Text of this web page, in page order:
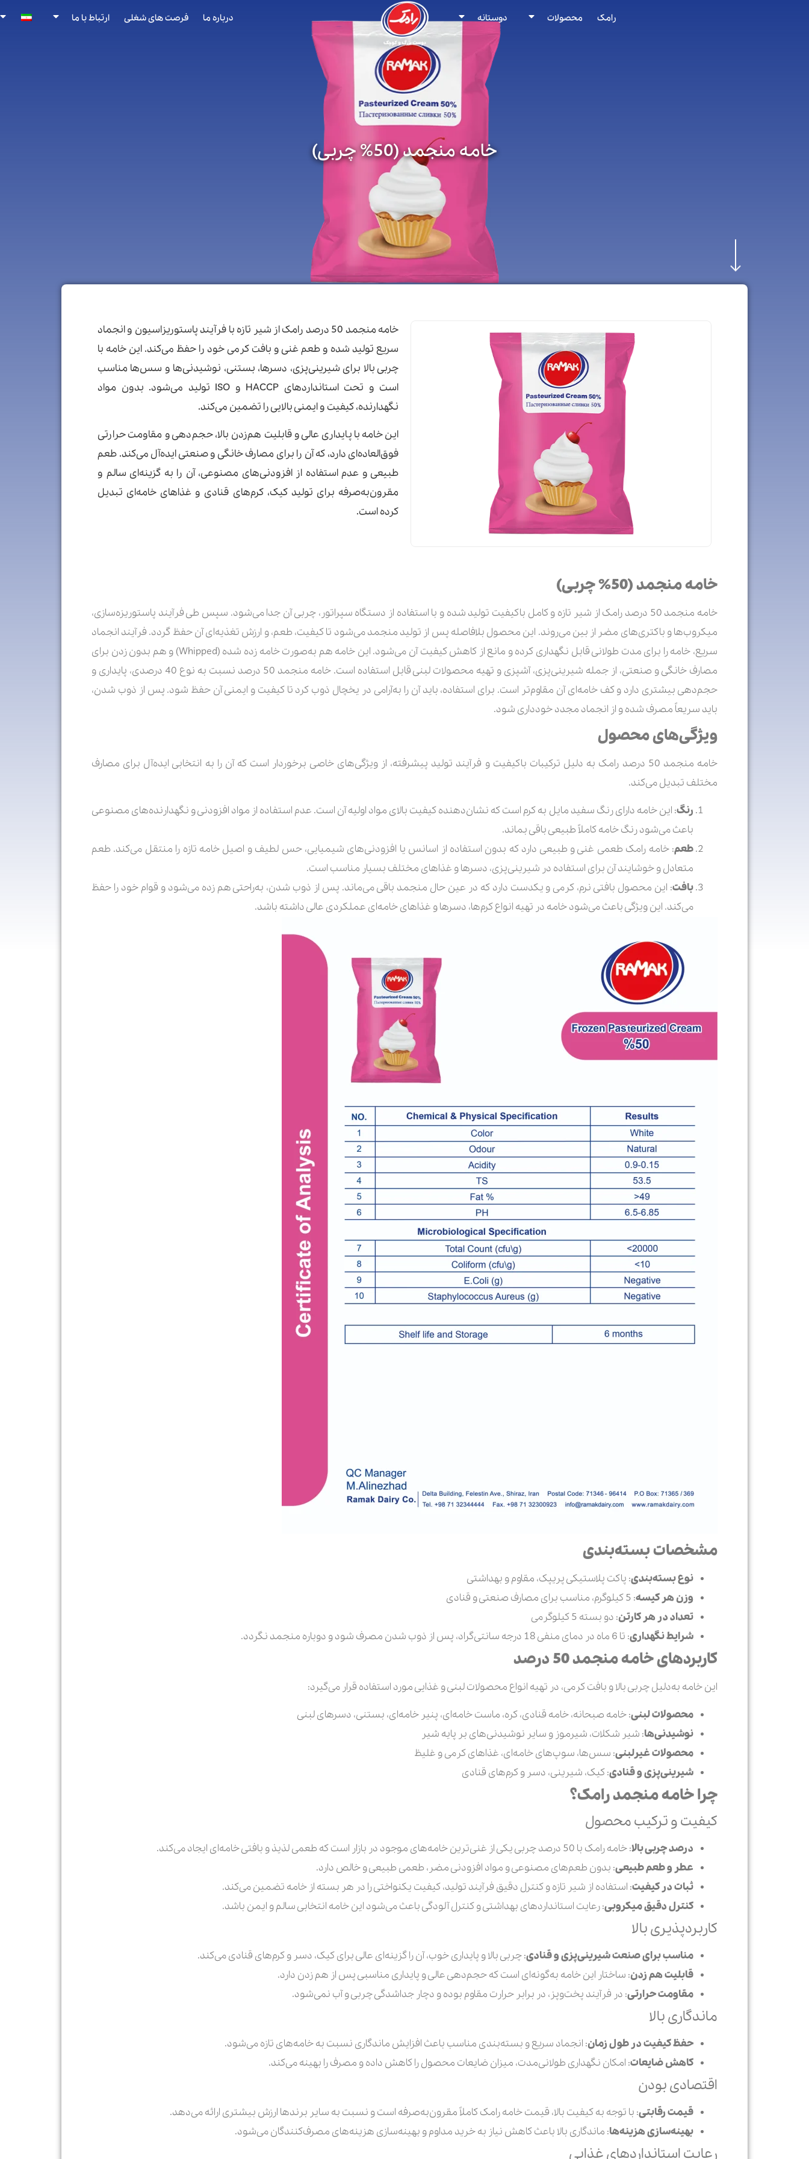
درباره ما فرصت های شغلی ارتباط با ما رامک محصولات دوستانه
خامه منجمد (50% چربی)
خامه منجمد 50 درصد رامک از شیر تازه با فرآیند پاستوریزاسیون و انجماد
سریع تولید شده و طعم غنی و بافت کرمی خود را حفظ می‌کند. این خامه با
چربی بالا برای شیرینی‌پزی، دسرها، بستنی، نوشیدنی‌ها و سس‌ها مناسب
است و تحت استانداردهای HACCP و ISO تولید می‌شود. بدون مواد
نگهدارنده، کیفیت و ایمنی بالایی را تضمین می‌کند.
این خامه با پایداری عالی و قابلیت هم‌زدن بالا، حجم‌دهی و مقاومت حرارتی
فوق‌العاده‌ای دارد، که آن را برای مصارف خانگی و صنعتی ایده‌آل می‌کند. طعم
طبیعی و عدم استفاده از افزودنی‌های مصنوعی، آن را به گزینه‌ای سالم و
مقرون‌به‌صرفه برای تولید کیک، کرم‌های قنادی و غذاهای خامه‌ای تبدیل
کرده است.
خامه منجمد (50% چربی)
خامه منجمد 50 درصد رامک از شیر تازه و کامل باکیفیت تولید شده و با استفاده از دستگاه سپراتور، چربی آن جدا می‌شود. سپس طی فرآیند پاستوریزه‌سازی،
میکروب‌ها و باکتری‌های مضر از بین می‌روند. این محصول بلافاصله پس از تولید منجمد می‌شود تا کیفیت، طعم، و ارزش تغذیه‌ای آن حفظ گردد. فرآیند انجماد
سریع، خامه را برای مدت طولانی قابل نگهداری کرده و مانع از کاهش کیفیت آن می‌شود. این خامه هم به‌صورت خامه زده شده (Whipped) و هم بدون زدن برای
مصارف خانگی و صنعتی، از جمله شیرینی‌پزی، آشپزی و تهیه محصولات لبنی قابل استفاده است. خامه منجمد 50 درصد نسبت به نوع 40 درصدی، پایداری و
حجم‌دهی بیشتری دارد و کف خامه‌ای آن مقاوم‌تر است. برای استفاده، باید آن را به‌آرامی در یخچال ذوب کرد تا کیفیت و ایمنی آن حفظ شود. پس از ذوب شدن،
باید سریعاً مصرف شده و از انجماد مجدد خودداری شود.
ویژگی‌های محصول
خامه منجمد 50 درصد رامک به دلیل ترکیبات باکیفیت و فرآیند تولید پیشرفته، از ویژگی‌های خاصی برخوردار است که آن را به انتخابی ایده‌آل برای مصارف
مختلف تبدیل می‌کند.
رنگ: این خامه دارای رنگ سفید مایل به کرم است که نشان‌دهنده کیفیت بالای مواد اولیه آن است. عدم استفاده از مواد افزودنی و نگهدارنده‌های مصنوعی
باعث می‌شود رنگ خامه کاملاً طبیعی باقی بماند.
طعم: خامه رامک طعمی غنی و طبیعی دارد که بدون استفاده از اسانس یا افزودنی‌های شیمیایی، حس لطیف و اصیل خامه تازه را منتقل می‌کند. طعم
متعادل و خوشایند آن برای استفاده در شیرینی‌پزی، دسرها و غذاهای مختلف بسیار مناسب است.
بافت: این محصول بافتی نرم، کرمی و یکدست دارد که در عین حال منجمد باقی می‌ماند. پس از ذوب شدن، به‌راحتی هم زده می‌شود و قوام خود را حفظ
می‌کند. این ویژگی باعث می‌شود خامه در تهیه انواع کرم‌ها، دسرها و غذاهای خامه‌ای عملکردی عالی داشته باشد.
مشخصات بسته‌بندی
نوع بسته‌بندی: پاکت پلاستیکی پریپک، مقاوم و بهداشتی
وزن هر کیسه: 5 کیلوگرم، مناسب برای مصارف صنعتی و قنادی
تعداد در هر کارتن: دو بسته 5 کیلوگرمی
شرایط نگهداری: تا 6 ماه در دمای منفی 18 درجه سانتی‌گراد، پس از ذوب شدن مصرف شود و دوباره منجمد نگردد.
کاربردهای خامه منجمد 50 درصد
این خامه به‌دلیل چربی بالا و بافت کرمی، در تهیه انواع محصولات لبنی و غذایی مورد استفاده قرار می‌گیرد:
محصولات لبنی: خامه صبحانه، خامه قنادی، کره، ماست خامه‌ای، پنیر خامه‌ای، بستنی، دسرهای لبنی
نوشیدنی‌ها: شیر شکلات، شیرموز و سایر نوشیدنی‌های بر پایه شیر
محصولات غیرلبنی: سس‌ها، سوپ‌های خامه‌ای، غذاهای کرمی و غلیظ
شیرینی‌پزی و قنادی: کیک، شیرینی، دسر و کرم‌های قنادی
چرا خامه منجمد رامک؟
کیفیت و ترکیب محصول
درصد چربی بالا: خامه رامک با 50 درصد چربی یکی از غنی‌ترین خامه‌های موجود در بازار است که طعمی لذیذ و بافتی خامه‌ای ایجاد می‌کند.
عطر و طعم طبیعی: بدون طعم‌های مصنوعی و مواد افزودنی مضر، طعمی طبیعی و خالص دارد.
ثبات در کیفیت: استفاده از شیر تازه و کنترل دقیق فرآیند تولید، کیفیت یکنواختی را در هر بسته از خامه تضمین می‌کند.
کنترل دقیق میکروبی: رعایت استانداردهای بهداشتی و کنترل آلودگی باعث می‌شود این خامه انتخابی سالم و ایمن باشد.
کاربردپذیری بالا
مناسب برای صنعت شیرینی‌پزی و قنادی: چربی بالا و پایداری خوب، آن را گزینه‌ای عالی برای کیک، دسر و کرم‌های قنادی می‌کند.
قابلیت هم زدن: ساختار این خامه به‌گونه‌ای است که حجم‌دهی عالی و پایداری مناسبی پس از هم زدن دارد.
مقاومت حرارتی: در فرآیند پخت‌وپز، در برابر حرارت مقاوم بوده و دچار جداشدگی چربی و آب نمی‌شود.
ماندگاری بالا
حفظ کیفیت در طول زمان: انجماد سریع و بسته‌بندی مناسب باعث افزایش ماندگاری نسبت به خامه‌های تازه می‌شود.
کاهش ضایعات: امکان نگهداری طولانی‌مدت، میزان ضایعات محصول را کاهش داده و مصرف را بهینه می‌کند.
اقتصادی بودن
قیمت رقابتی: با توجه به کیفیت بالا، قیمت خامه رامک کاملاً مقرون‌به‌صرفه است و نسبت به سایر برندها ارزش بیشتری ارائه می‌دهد.
بهینه‌سازی هزینه‌ها: ماندگاری بالا باعث کاهش نیاز به خرید مداوم و بهینه‌سازی هزینه‌های مصرف‌کنندگان می‌شود.
رعایت استانداردهای غذایی